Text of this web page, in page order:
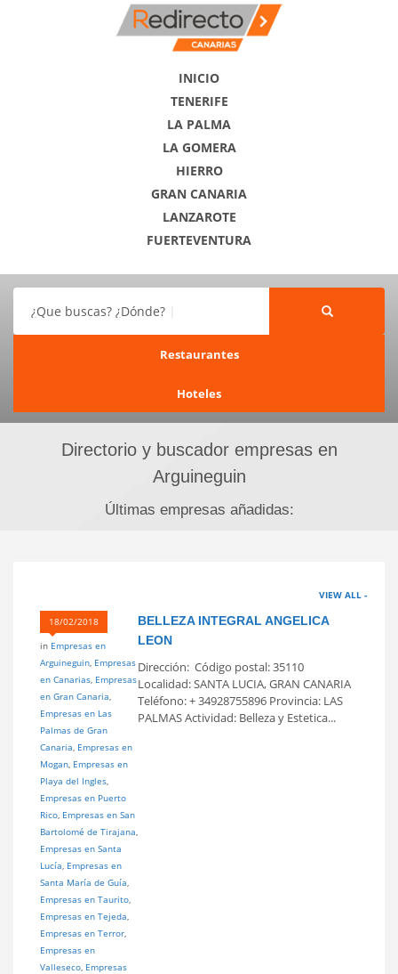
INICIO
TENERIFE
LA PALMA
LA GOMERA
HIERRO
GRAN CANARIA
LANZAROTE
FUERTEVENTURA
¿Que buscas? ¿Dónde?
Restaurantes
Hoteles
Directorio y buscador empresas en
Arguineguin
Últimas empresas añadidas:
VIEW ALL -
18/02/2018
in Empresas en
Arguineguin, Empresas
en Canarias, Empresas
en Gran Canaria,
Empresas en Las
Palmas de Gran
Canaria, Empresas en
Mogan, Empresas en
Playa del Ingles,
Empresas en Puerto
Rico, Empresas en San
Bartolomé de Tirajana,
Empresas en Santa
Lucía, Empresas en
Santa María de Guía,
Empresas en Taurito,
Empresas en Tejeda,
Empresas en Terror,
Empresas en
Valleseco, Empresas
BELLEZA INTEGRAL ANGELICA
LEON
Dirección: Código postal: 35110
Localidad: SANTA LUCIA, GRAN CANARIA
Teléfono: + 34928755896 Provincia: LAS
PALMAS Actividad: Belleza y Estetica...